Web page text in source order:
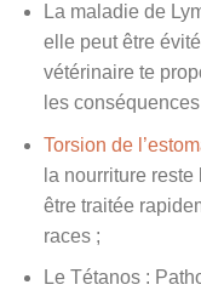
La maladie de
elle peut être
vétérinaire te
les
Torsion de
la nourriture
être traitée
races ;
Le Tétanos :